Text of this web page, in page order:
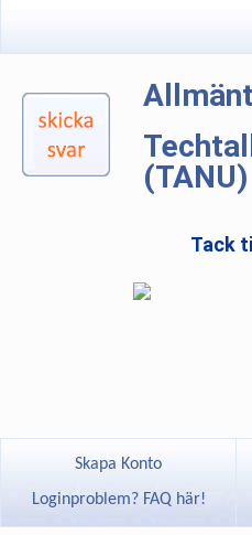
(TANU)
Tack
Skapa Konto
Loginproblem? FAQ här!